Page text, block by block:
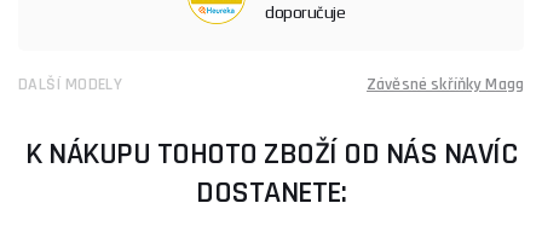
doporučuje
DALŠÍ MODELY Závěsné skříňky Magg
K NÁKUPU TOHOTO ZBOŽÍ OD NÁS NAVÍC
DOSTANETE: